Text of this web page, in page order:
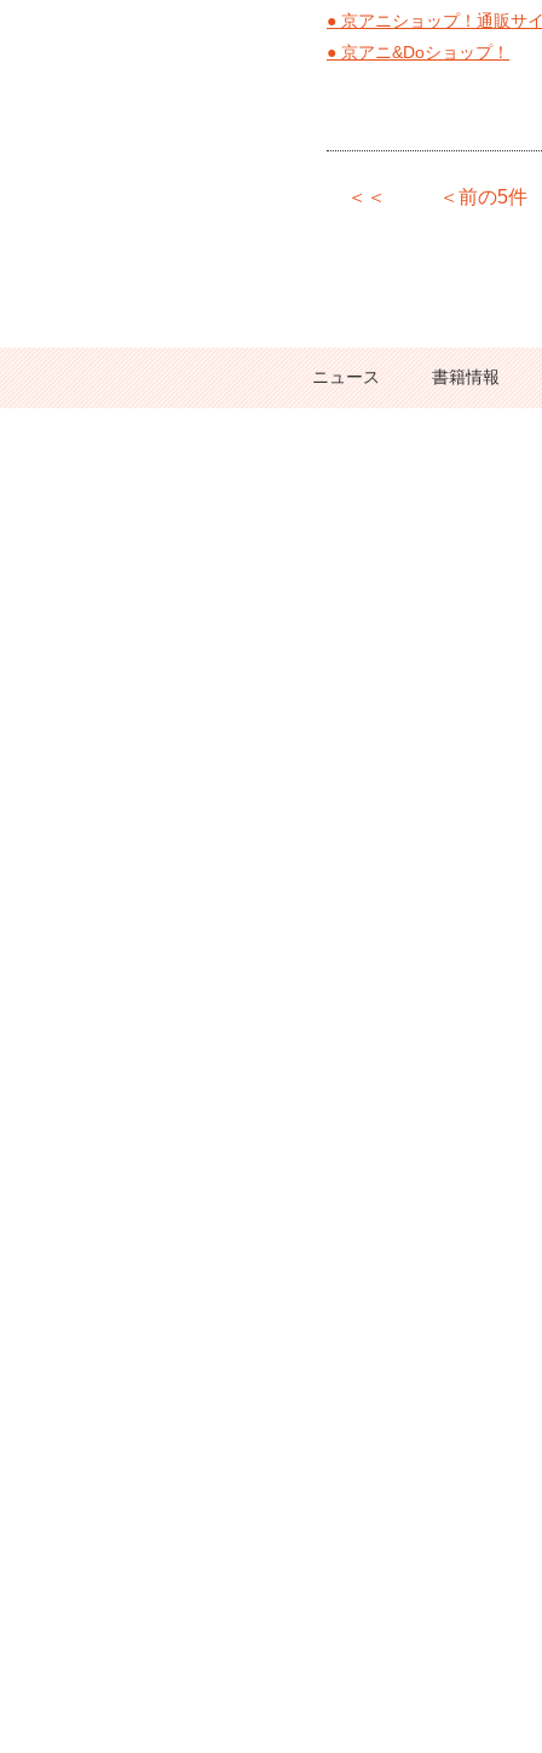
● 京アニショップ！通販サ
● 京アニ&Doショップ！
＜＜ ＜前の5件
ニュース 書籍情報